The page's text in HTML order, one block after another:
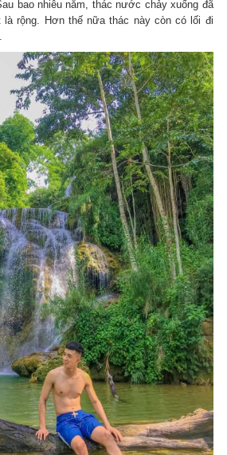
bao nhiêu năm, thác nước chảy xuống đã
là rộng. Hơn thế nữa thác này còn có lối đi